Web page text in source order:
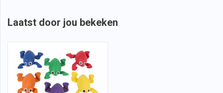
Laatst door jou bekeken